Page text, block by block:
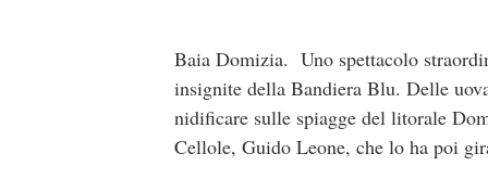
Baia Domizia. Uno spettacolo
insignite della Bandiera Blu. Delle
nidificare sulle spiagge del litorale
Cellole, Guido Leone, che lo ha poi